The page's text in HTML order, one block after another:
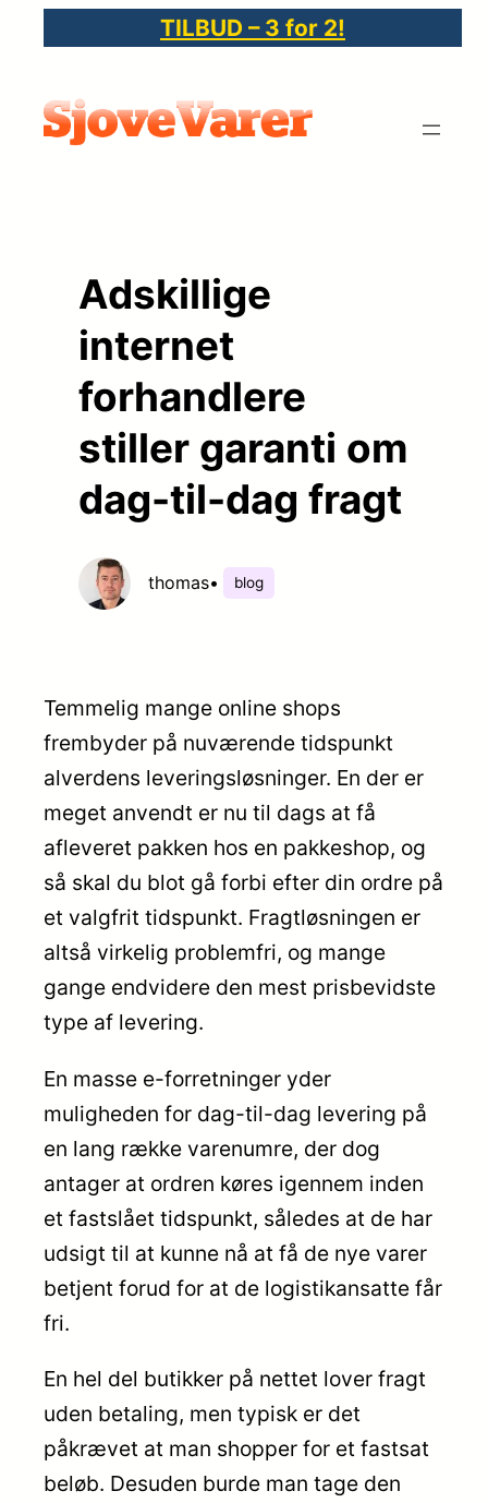
indhold
TILBUD – 3 for 2!
Adskillige
internet
forhandlere
stiller garanti om
dag-til-dag fragt
thomas• blog
Temmelig mange online shops
frembyder på nuværende tidspunkt
alverdens leveringsløsninger. En der er
meget anvendt er nu til dags at få
afleveret pakken hos en pakkeshop, og
så skal du blot gå forbi efter din ordre på
et valgfrit tidspunkt. Fragtløsningen er
altså virkelig problemfri, og mange
gange endvidere den mest prisbevidste
type af levering.
En masse e-forretninger yder
muligheden for dag-til-dag levering på
en lang række varenumre, der dog
antager at ordren køres igennem inden
et fastslået tidspunkt, således at de har
udsigt til at kunne nå at få de nye varer
betjent forud for at de logistikansatte får
fri.
En hel del butikker på nettet lover fragt
uden betaling, men typisk er det
påkrævet at man shopper for et fastsat
beløb. Desuden burde man tage den